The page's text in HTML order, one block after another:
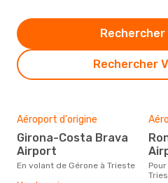
Rechercher
Rechercher
Aéroport d'origine
Girona-Costa Brava
Airport
En volant de Gérone à Trieste
Ronchi dei Legionari
Pour l'itinéraire de Gérone à